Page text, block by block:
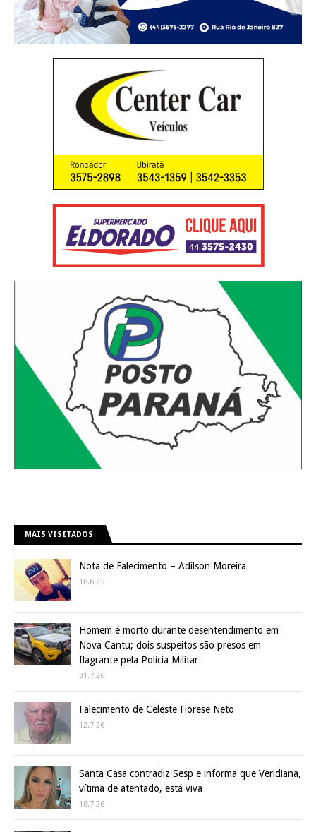
MAIS VISITADOS
Nota de Falecimento – Adilson Moreira
18.6.25
Homem é morto durante desentendimento em
Nova Cantu; dois suspeitos são presos em
flagrante pela Polícia Militar
31.7.26
Falecimento de Celeste Fiorese Neto
12.7.26
Santa Casa contradiz Sesp e informa que Veridiana,
vítima de atentado, está viva
18.7.26